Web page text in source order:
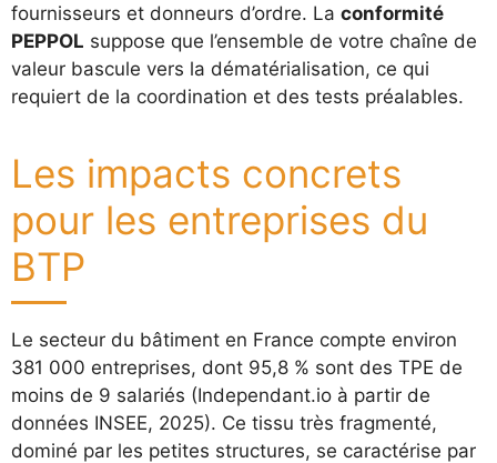
fournisseurs et donneurs d’ordre. La conformité
PEPPOL suppose que l’ensemble de votre chaîne de
valeur bascule vers la dématérialisation, ce qui
requiert de la coordination et des tests préalables.
Les impacts concrets
pour les entreprises du
BTP
Le secteur du bâtiment en France compte environ
381 000 entreprises, dont 95,8 % sont des TPE de
moins de 9 salariés (Independant.io à partir de
données INSEE, 2025). Ce tissu très fragmenté,
dominé par les petites structures, se caractérise par